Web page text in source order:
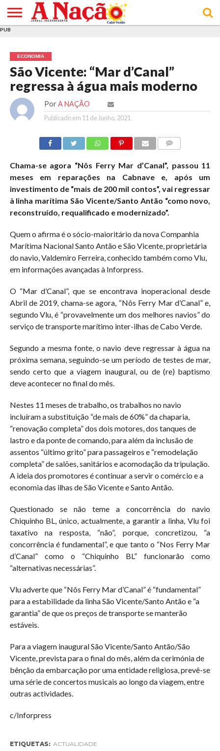
E DE
COOKIES
DE
UTILIZAÇÃO
PUB
ECONOMIA
São Vicente: “Mar d’Canal”
regressa à água mais moderno
Por A NAÇÃO
Publicado em 11 de Junho, 2021
Chama-se agora “Nôs Ferry Mar d’Canal”, passou 11
meses em reparações na Cabnave e, após um
investimento de “mais de 200 mil contos”, vai regressar
à linha marítima São Vicente/Santo Antão “como novo,
reconstruído, requalificado e modernizado”.
Quem o afirma é o sócio-maioritário da nova Companhia
Marítima Nacional Santo Antão e São Vicente, proprietária
do navio, Valdemiro Ferreira, conhecido também como Vlu,
em informações avançadas à Inforpress.
O “Mar d’Canal”, que se encontrava inoperacional desde
Abril de 2019, chama-se agora, “Nôs Ferry Mar d’Canal” e,
segundo Vlu, é “provavelmente um dos melhores navios” do
serviço de transporte marítimo inter-ilhas de Cabo Verde.
Segundo a mesma fonte, o navio deve regressar à água na
próxima semana, seguindo-se um período de testes de mar,
sendo certo que a viagem inaugural, ou de (re) baptismo
deve acontecer no final do mês.
Nestes 11 meses de trabalho, os trabalhos no navio
incluíram a substituição “de mais de 60%” da chaparia,
“renovação completa” dos dois motores, dos tanques de
lastro e da ponte de comando, para além da inclusão de
assentos “último grito” para passageiros e “remodelação
completa” de salões, sanitários e acomodação da tripulação.
A ideia dos promotores é continuar a servir o comércio e a
economia das ilhas de São Vicente e Santo Antão.
Questionado se não teme a concorrência do navio
Chiquinho BL, único, actualmente, a garantir a linha, Vlu foi
taxativo na resposta, “não”, porque, concretizou, “a
concorrência é fundamental”, e que tanto o “Nos Ferry Mar
d’Canal” como o “Chiquinho BL” funcionarão como
“alternativas necessárias”.
Vlu adverte que “Nôs Ferry Mar d’Canal” é “fundamental”
para a estabilidade da linha São Vicente/Santo Antão e “a
garantia” de que os preços de transporte se manterão
estáveis.
Para a viagem inaugural São Vicente/Santo Antão/São
Vicente, prevista para o final do mês, além da cerimónia de
bênção da embarcação por uma entidade religiosa, prevê-se
uma série de concertos musicais ao longo da viagem, entre
outras actividades.
c/Inforpress
ETIQUETAS: ACTUALIDADE